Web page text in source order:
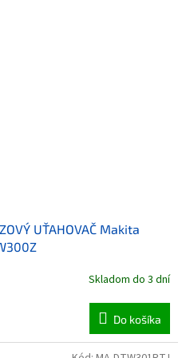
UŤAHOVAČ Makita
Skladom do 3 dní
Do košíka